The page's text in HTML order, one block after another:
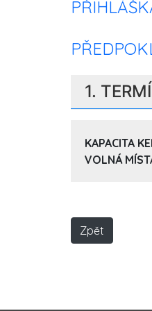
1.
KAPACITA
VOLNÁ
Zpět